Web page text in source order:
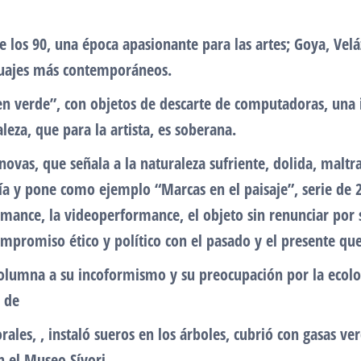
90, una época apasionante para las artes; Goya,
más contemporáneos.
verde”, con objetos de descarte de computadoras,
que para la artista, es soberana.
que señala a la naturaleza sufriente, dolida,
pone como ejemplo “Marcas en el paisaje”, serie de
la videoperformance, el objeto sin renunciar por
ético y político con el pasado y el presente
a su incoformismo y su preocupación por la
, instaló sueros en los árboles, cubrió con gasas